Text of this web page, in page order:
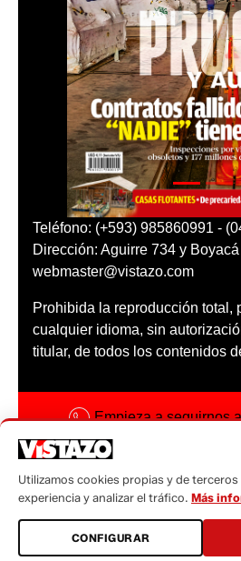
Teléfono: (+593) 985860991 -
Dirección: Aguirre 734 y
webmaster@vistazo.com
Prohibida la reproducción total,
cualquier idioma, sin
titular, de todos los contenidos
Empieza a seguirnos
Código ética
Sugerencias a:
sugerencias@vistazo.com
Utilizamos cookies propias y de
experiencia y analizar el tráfico. Más
CONFIGURAR